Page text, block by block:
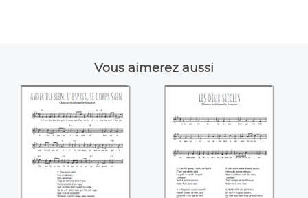
Vous aimerez aussi
Avoir du bien,
l'esprit, le corps
sain
Les deux siècles